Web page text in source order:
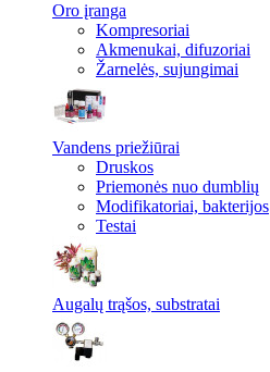
Oro įranga
Kompresoriai
Akmenukai, difuzoriai
Žarnelės, sujungimai
Vandens priežiūrai
Druskos
Priemonės nuo dumblių
Modifikatoriai, bakterijos
Testai
Augalų trąšos, substratai